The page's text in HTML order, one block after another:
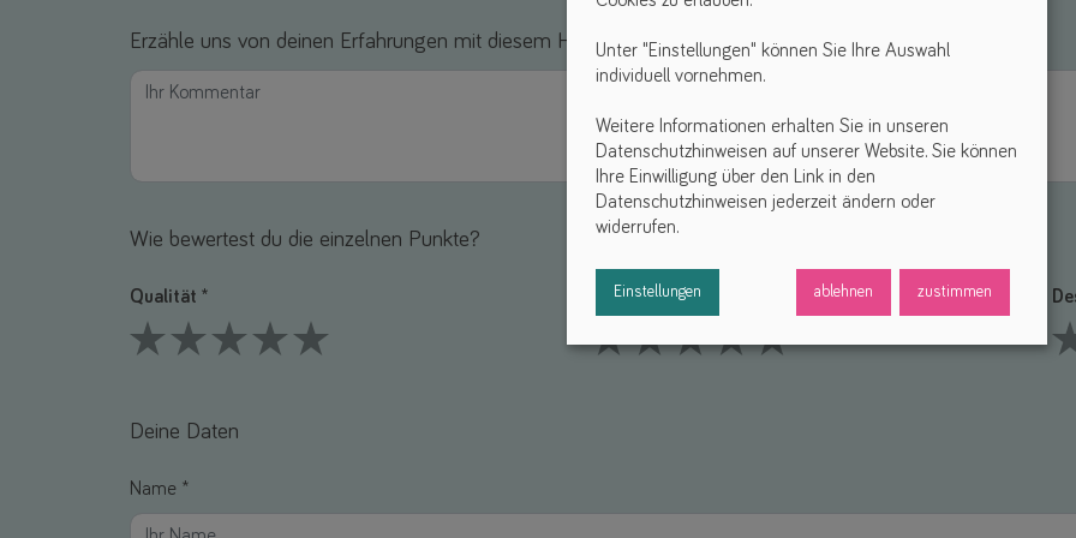
Erzähle uns von deinen Erfahrungen mit diesem Hilfsmittel *
Wie bewertest du die einzelnen Punkte?
Qualität * Funktionalität *
Deine Daten
Name *
Unter "Einstellungen" können Sie Ihre Auswahl
individuell vornehmen.
Weitere Informationen erhalten Sie in unseren
Datenschutzhinweisen auf unserer Website. Sie können
Ihre Einwilligung über den Link in den
Datenschutzhinweisen jederzeit ändern oder
widerrufen.
Einstellungen ablehnen zustimmen